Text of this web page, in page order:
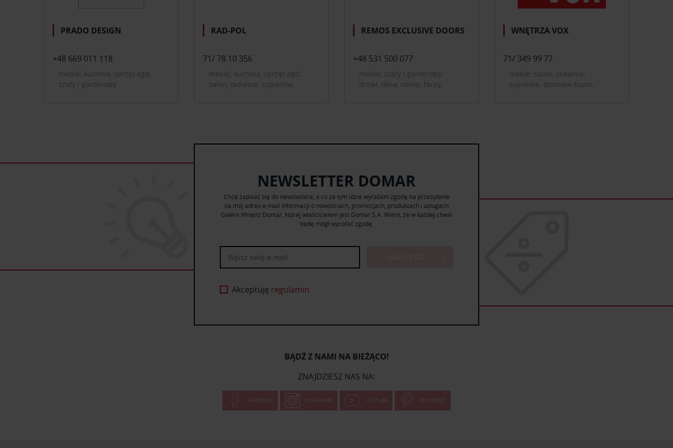
PRADO DESIGN
+48 669 011 118
meble; kuchnia, sprzęt agd;
szafy i garderoby
RAD-POL
71/ 78 10 356
meble; kuchnia, sprzęt agd;
salon; jadalnia; sypialnia;
dywany; łazienka, wellness;
REMOS EXCLUSIVE DOORS
+48 531 500 077
meble; szafy i garderoby;
drzwi, okna, rolety; farby,
WNĘTRZA VOX
71/ 349 99 77
meble; salon; jadalnia;
sypialnia; domowe biuro,
NEWSLETTER DOMAR
Chcę zapisać się do newslettera, a co za tym idzie wyrażam zgodę na przesyłanie
na mój adres e-mail informacji o nowościach, promocjach, produktach i usługach
Galerii Wnętrz Domar, której właścicielem jest Domar S.A. Wiem, że w każdej chwili
będę mógł wycofać zgodę.
Akceptuję regulamin
BĄDŹ Z NAMI NA BIEŻĄCO!
ZNAJDZIESZ NAS NA:
FACEBOOK INSTAGRAM YOUTUBE PINTEREST